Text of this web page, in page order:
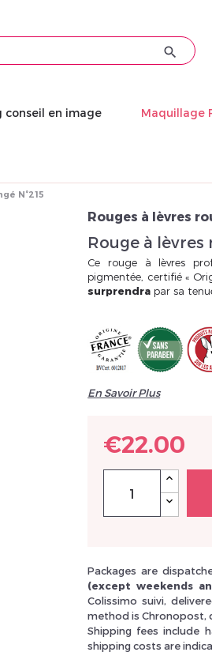

conseil en image Maquillage
N°215
Rouges à lèvres
Rouge à
Ce rouge à lèvres
pigmentée, certifié «
surprendra par sa
En Savoir Plus
€22.00
Packages are
(except weekends
Colissimo suivi,
method is Chronopost,
Shipping fees include
shipping costs are